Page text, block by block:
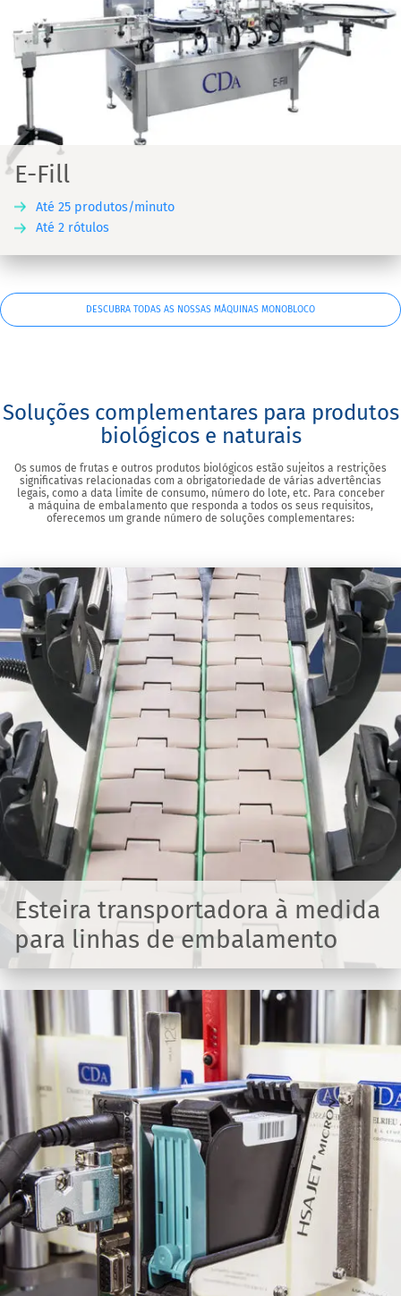
E-Fill
Até 25 produtos/minuto
Até 2 rótulos
DESCUBRA TODAS AS NOSSAS MÁQUINAS MONOBLOCO
Soluções complementares para produtos
biológicos e naturais
Os sumos de frutas e outros produtos biológicos estão sujeitos a restrições
significativas relacionadas com a obrigatoriedade de várias advertências
legais, como a data limite de consumo, número do lote, etc. Para conceber
a máquina de embalamento que responda a todos os seus requisitos,
oferecemos um grande número de soluções complementares:
Esteira transportadora à medida
para linhas de embalamento